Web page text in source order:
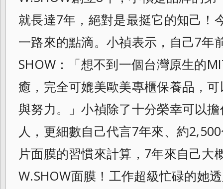
就長達7年，絕對是最挺它的知己！
一路來的點滴。小禎表示，自己7年
SHOW：「想不到一個台灣原生的
癒，完全可媲美歐美專櫃保養品，
與努力。」小禎除了十分榮幸可以
人，更細數自己代言7年來、約2,
片面膜的習慣來計算， 7年來自己大
W.SHOW面膜！ 工作超級忙碌的她